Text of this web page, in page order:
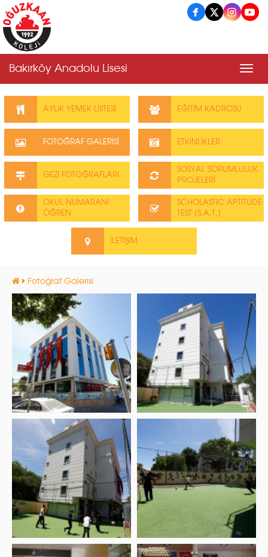
Bakırköy Anadolu Lisesi
Fotoğraf Galerisi
AYLIK YEMEK LİSTESİ EĞİTİM KADROSU
FOTOĞRAF GALERİSİ ETKİNLİKLER
GEZİ FOTOĞRAFLARI
SOSYAL SORUMLULUK
PROJELERİ
OKUL NUMARANI
ÖĞREN
SCHOLASTIC APTITUDE
TEST (S.A.T.)
İLETİŞİM